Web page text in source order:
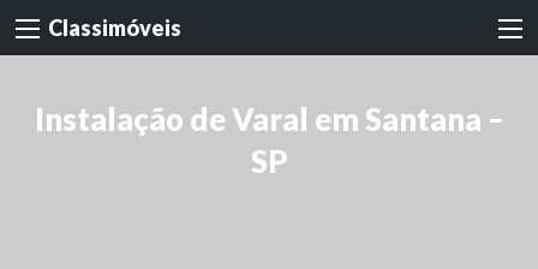
Classimóveis
Instalação de Varal em Santana –
SP